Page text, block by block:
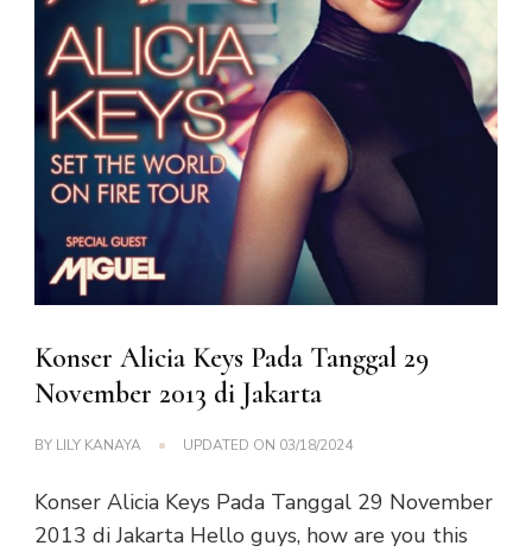
Konser Alicia Keys Pada Tanggal 29
November 2013 di Jakarta
BY LILY KANAYA UPDATED ON 03/18/2024
Konser Alicia Keys Pada Tanggal 29 November
2013 di Jakarta Hello guys, how are you this